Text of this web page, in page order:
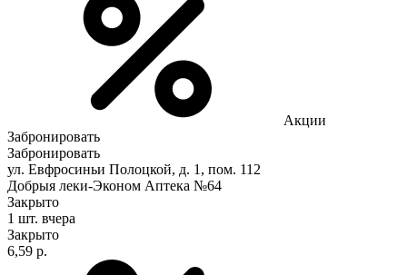
Акции
Забронировать
Забронировать
ул. Евфросиньи Полоцкой, д. 1, пом. 112
Добрыя леки-Эконом Аптека №64
Закрыто
1 шт. вчера
Закрыто
6,59 р.